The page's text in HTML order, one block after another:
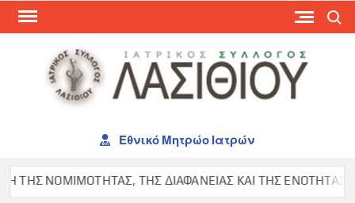
Skip
Εθνικό Μητρώο Ιατρών
ΝΟΜΙΜΟΤΗΤΑΣ, ΤΗΣ ΔΙΑΦΑΝΕΙΑΣ ΚΑΙ ΤΗΣ ΕΝΟΤΗΤΑΣ